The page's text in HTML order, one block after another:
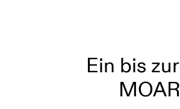
Ein bis